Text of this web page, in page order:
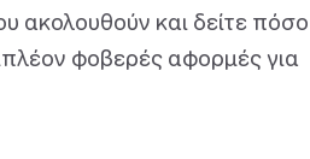
ακολουθούν και δείτε πόσο
φοβερές αφορμές για